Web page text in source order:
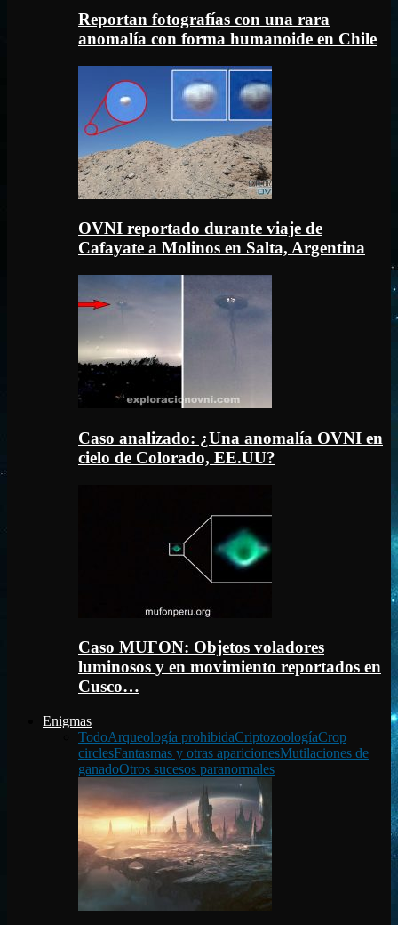
Reportan fotografías con una rara
anomalía con forma humanoide en Chile
OVNI reportado durante viaje de
Cafayate a Molinos en Salta, Argentina
Caso analizado: ¿Una anomalía OVNI en
cielo de Colorado, EE.UU?
Caso MUFON: Objetos voladores
luminosos y en movimiento reportados en
Cusco…
Enigmas
TodoArqueología prohibidaCriptozoologíaCrop
circlesFantasmas y otras aparicionesMutilaciones de
ganadoOtros sucesos paranormales